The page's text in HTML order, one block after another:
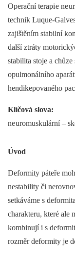
Operační terapi e ne
technik Luque-
zajištěním stabilní
další ztráty
stabilita stoje a
opulmonálního
hendikepovaného
Klíčová slova:
ne uromuskulární –⁠
Úvod
Deformity páteře
nestability či
setkáváme s
charakteru, které ale
kombinují i s
rozměr deformity je